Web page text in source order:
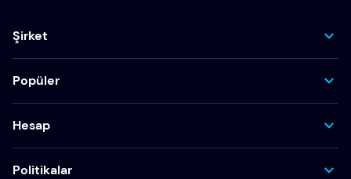
Şirket
Popüler
Hesap
Politikalar